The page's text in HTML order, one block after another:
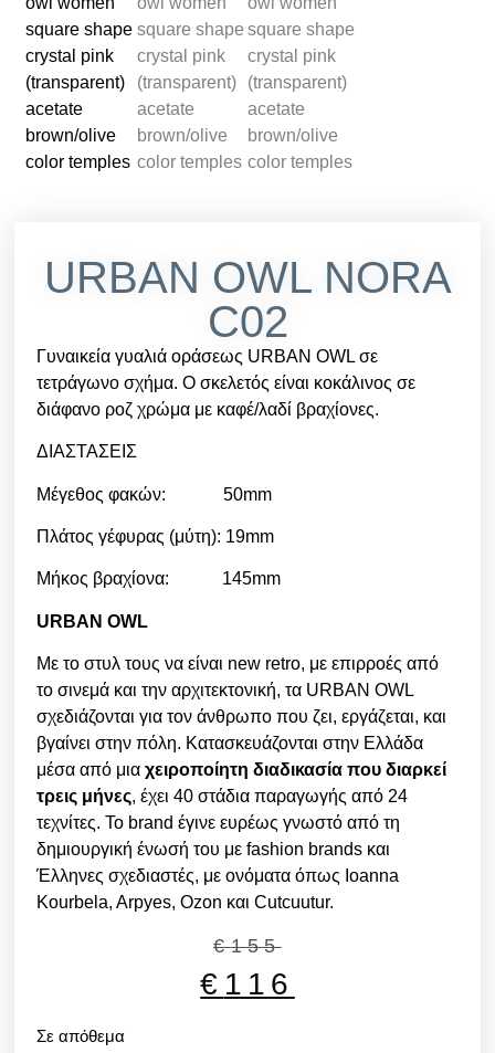
URBAN OWL NORA
C02
Γυναικεία γυαλιά οράσεως URBAN OWL σε
τετράγωνο σχήμα. Ο σκελετός είναι κοκάλινος σε
διάφανο ροζ χρώμα με καφέ/λαδί βραχίονες.
ΔΙΑΣΤΑΣΕΙΣ
Μέγεθος φακών: 50mm
Πλάτος γέφυρας (μύτη): 19mm
Μήκος βραχίονα: 145mm
URBAN OWL
Με το στυλ τους να είναι new retro, με επιρροές από
το σινεμά και την αρχιτεκτονική, τα URBAN OWL
σχεδιάζονται για τον άνθρωπο που ζει, εργάζεται, και
βγαίνει στην πόλη. Κατασκευάζονται στην Ελλάδα
μέσα από μιαχειροποίητη διαδικασία που διαρκεί
τρεις μήνες, έχει 40 στάδια παραγωγής από 24
τεχνίτες. Το brand έγινε ευρέως γνωστό από τη
δημιουργική ένωσή του με fashion brands και
Έλληνες σχεδιαστές, με ονόματα όπως Ioanna
Kourbela, Arpyes, Ozon και Cutcuutur.
€155
€ 116
Σε απόθεμα